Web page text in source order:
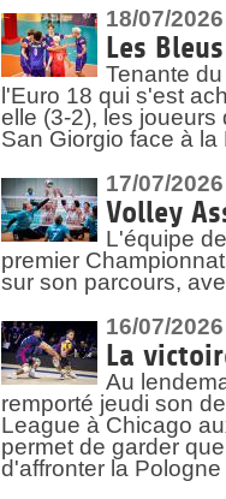
18/07/2026
Les
Tenante
l'Euro 18 qui s'est
elle (3-2), les
San Giorgio face à la
17/07/2026
Volley
L'équipe
premier
sur son parcours,
16/07/2026
La
Au
remporté jeudi son
League à Chicago
permet de garder
d'affronter la